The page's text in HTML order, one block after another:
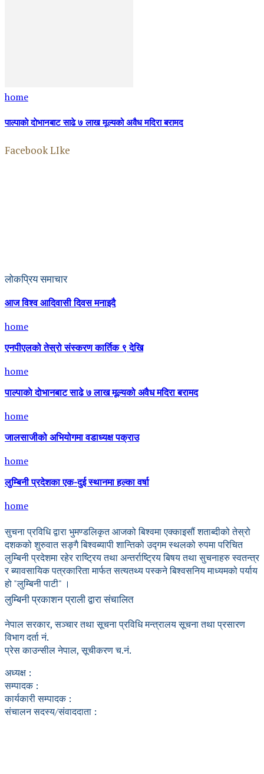
home
पाल्पाकाे दाेभानबाट साढे ७ लाख मूल्यको अवैध मदिरा बरामद
Facebook LIke
लोकप्रिय समाचार
आज विश्व आदिवासी दिवस मनाइदै
home
एनपीएलको तेस्रो संस्करण कार्तिक ९ देखि
home
पाल्पाकाे दाेभानबाट साढे ७ लाख मूल्यको अवैध मदिरा बरामद
home
जालसाजीको अभियोगमा वडाध्यक्ष पक्राउ
home
लुम्बिनी प्रदेशका एक-दुई स्थानमा हल्का वर्षा
home
सुचना प्रविधि द्वारा भुमण्डलिकृत आजको बिश्वमा एक्काइसौं शताब्दीको तेस्रो
दशकको शुरुवात सङ्गै बिश्वब्यापी शान्तिको उद्गम स्थलको रुपमा परिचित
लुम्बिनी प्रदेशमा रहेर राष्ट्रिय तथा अन्तर्राष्ट्रिय बिषय तथा सुचनाहरु स्वतन्त्र
र ब्यावसायिक पत्रकारिता मार्फत सत्यतथ्य पस्कने बिश्वसनिय माध्यमको पर्याय
हो "लुम्बिनी पाटी" ।
लुम्बिनी प्रकाशन प्राली द्वारा संचालित
नेपाल सरकार, सञ्चार तथा सूचना प्रविधि मन्त्रालय सूचना तथा प्रसारण
विभाग दर्ता नं.
प्रेस काउन्सील नेपाल, सूचीकरण च.नं.
अध्यक्ष :
सम्पादक :
कार्यकारी सम्पादक :
संचालन सदस्य/संवाददाता :